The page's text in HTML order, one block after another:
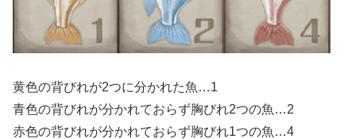
黄色の背びれが2つに分かれた魚…1
青色の背びれが分かれておらず胸びれ2つの魚…2
赤色の背びれが分かれておらず胸びれ1つの魚…4